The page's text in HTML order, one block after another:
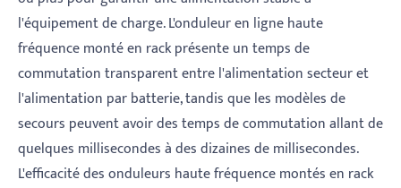
l'équipement de charge. L'onduleur en ligne haute
fréquence monté en rack présente un temps de
commutation transparent entre l'alimentation secteur et
l'alimentation par batterie, tandis que les modèles de
secours peuvent avoir des temps de commutation allant de
quelques millisecondes à des dizaines de millisecondes.
L'efficacité des onduleurs haute fréquence montés en rack